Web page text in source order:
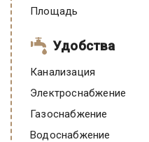
Площадь
Удобства
Канализация
Электроснабжение
Газоснабжение
Водоснабжение